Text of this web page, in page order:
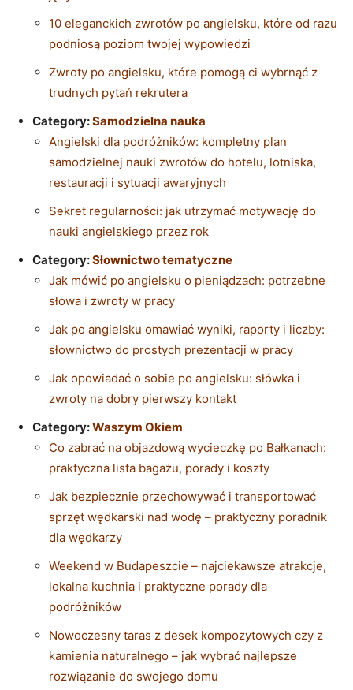
10 eleganckich zwrotów po angielsku, które od razu
podniosą poziom twojej wypowiedzi
Zwroty po angielsku, które pomogą ci wybrnąć z
trudnych pytań rekrutera
Category:Samodzielna nauka
Angielski dla podróżników: kompletny plan
samodzielnej nauki zwrotów do hotelu, lotniska,
restauracji i sytuacji awaryjnych
Sekret regularności: jak utrzymać motywację do
nauki angielskiego przez rok
Category:Słownictwo tematyczne
Jak mówić po angielsku o pieniądzach: potrzebne
słowa i zwroty w pracy
Jak po angielsku omawiać wyniki, raporty i liczby:
słownictwo do prostych prezentacji w pracy
Jak opowiadać o sobie po angielsku: słówka i
zwroty na dobry pierwszy kontakt
Category:Waszym Okiem
Co zabrać na objazdową wycieczkę po Bałkanach:
praktyczna lista bagażu, porady i koszty
Jak bezpiecznie przechowywać i transportować
sprzęt wędkarski nad wodę – praktyczny poradnik
dla wędkarzy
Weekend w Budapeszcie – najciekawsze atrakcje,
lokalna kuchnia i praktyczne porady dla
podróżników
Nowoczesny taras z desek kompozytowych czy z
kamienia naturalnego – jak wybrać najlepsze
rozwiązanie do swojego domu